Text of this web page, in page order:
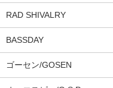
RAD SHIVALRY
BASSDAY
ゴーセン/GOSEN